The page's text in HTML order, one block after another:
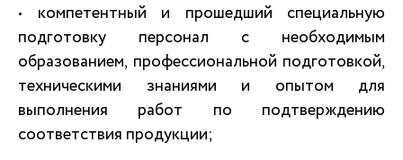
• компетентный и прошедший специальную
подготовку персонал с необходимым
образованием, профессиональной подготовкой,
техническими знаниями и опытом для
выполнения работ по подтверждению
соответствия продукции;